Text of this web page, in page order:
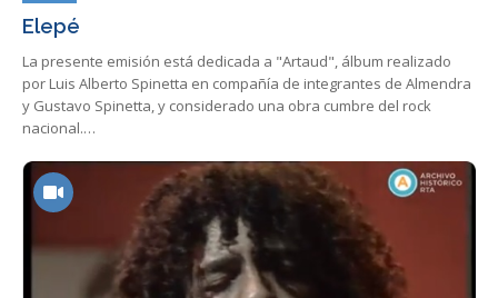
Elepé
La presente emisión está dedicada a "Artaud", álbum realizado
por Luis Alberto Spinetta en compañía de integrantes de Almendra
y Gustavo Spinetta, y considerado una obra cumbre del rock
nacional.…